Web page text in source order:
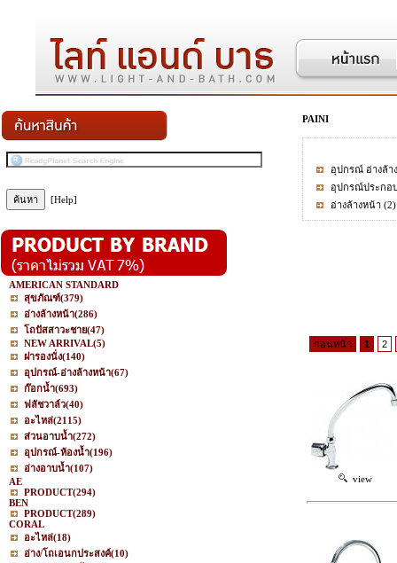
[Help]
AMERICAN STANDARD
สุขภัณฑ์(379)
อ่างล้างหน้า(286)
โถปัสสาวะชาย(47)
NEW ARRIVAL(5)
ฝารองนั่ง(140)
อุปกรณ์-อ่างล้างหน้า(67)
ก๊อกน้ำ(693)
ฟลัชวาล์ว(40)
อะไหล่(2115)
ส่วนอาบน้ำ(272)
อุปกรณ์-ห้องน้ำ(196)
อ่างอาบน้ำ(107)
AE
PRODUCT(294)
BEN
PRODUCT(289)
CORAL
อะไหล่(18)
อ่าง/โถเอนกประสงค์(10)
PAINI
อุปกรณ์ อ่างล้า
อุปกรณ์ประกอ
อ่างล้างหน้า (2)
ก่อนหน้า 1 2
view